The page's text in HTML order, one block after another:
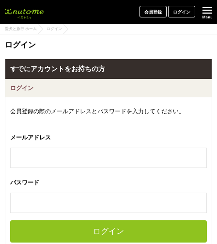
会員登録 ログイン
愛犬と旅行 ホーム ログイン
ログイン
すでにアカウントをお持ちの方
ログイン
会員登録の際のメールアドレスとパスワードを入力してください。
メールアドレス
パスワード